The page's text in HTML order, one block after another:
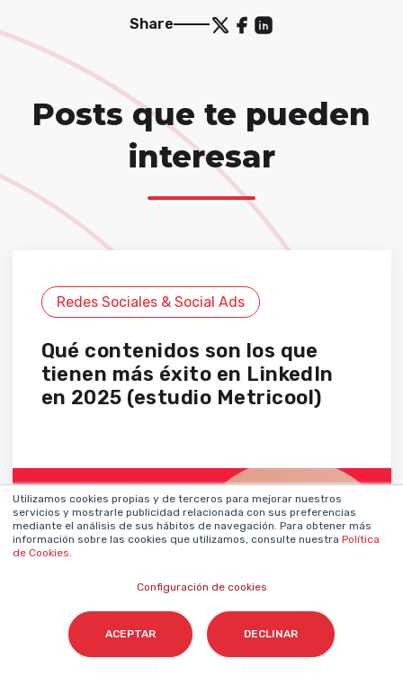
Utilizamos cookies propias y de terceros para mejorar nuestros
servicios y mostrarle publicidad relacionada con sus preferencias
mediante el análisis de sus hábitos de navegación. Para obtener más
información sobre las cookies que utilizamos, consulte nuestra Política
de Cookies.
Configuración de cookies
ACEPTAR DECLINAR
Share
Posts que te pueden
interesar
Redes Sociales & Social Ads
Qué contenidos son los que
tienen más éxito en LinkedIn
en 2025 (estudio Metricool)